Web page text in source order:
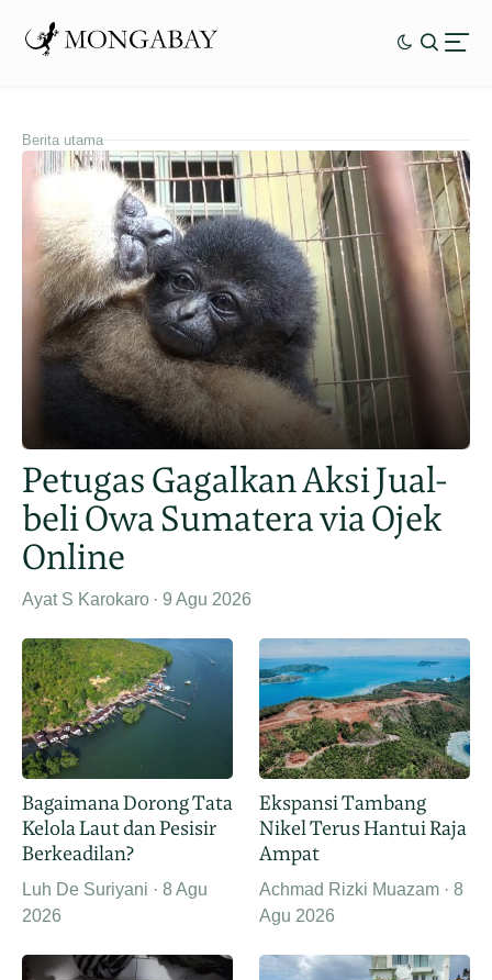
Berita utama
Petugas Gagalkan Aksi Jual-
beli Owa Sumatera via Ojek
Online
Ayat S Karokaro 9 Agu 2026
Bagaimana Dorong Tata
Kelola Laut dan Pesisir
Berkeadilan?
Luh De Suriyani
8 Agu
2026
Ekspansi Tambang
Nikel Terus Hantui Raja
Ampat
Achmad Rizki Muazam
8
Agu 2026